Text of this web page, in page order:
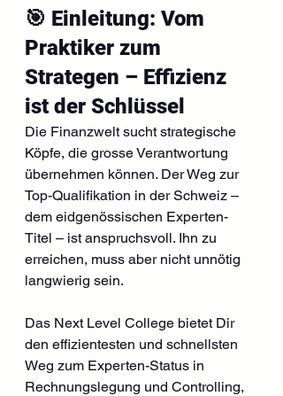
🎯 Einleitung: Vom
Praktiker zum
Strategen – Effizienz
ist der Schlüssel
Die Finanzwelt sucht strategische
Köpfe, die grosse Verantwortung
übernehmen können. Der Weg zur
Top-Qualifikation in der Schweiz –
dem eidgenössischen Experten-
Titel – ist anspruchsvoll. Ihn zu
erreichen, muss aber nicht unnötig
langwierig sein.
Das Next Level College bietet Dir
den effizientesten und schnellsten
Weg zum Experten-Status in
Rechnungslegung und Controlling,